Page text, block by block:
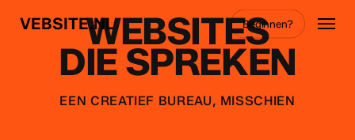
VEBSITE.NL Beginnen? Menu
WEBSITES
DIE SPREKEN
EEN CREATIEF BUREAU, MISSCHIEN